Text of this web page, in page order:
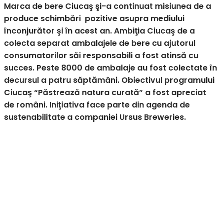
Marca de bere Ciucaş şi-a continuat misiunea de a
produce schimbări pozitive asupra mediului
înconjurător şi în acest an. Ambiţia Ciucaş de a
colecta separat ambalajele de bere cu ajutorul
consumatorilor săi responsabili a fost atinsă cu
succes. Peste 8000 de ambalaje au fost colectate în
decursul a patru săptămâni. Obiectivul programului
Ciucaş “Păstrează natura curată” a fost apreciat
de români. Iniţiativa face parte din agenda de
sustenabilitate a companiei Ursus Breweries.